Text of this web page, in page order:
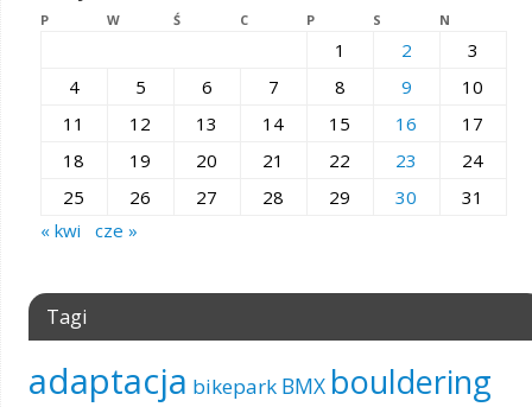
P W Ś C P S N
1 2
3
4
5 6 7 8 9
10
11
12 13 14 15 16
17
18
19 20 21 22 23
24
25
26 27 28 29 30
31
« kwi
cze »
Tagi
adaptacja bikepark BMX bouldering